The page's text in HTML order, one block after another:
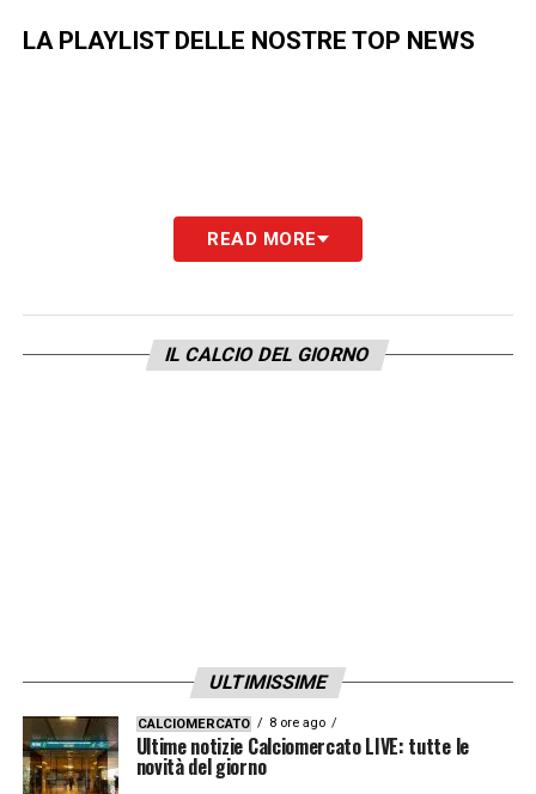
LA PLAYLIST DELLE NOSTRE TOP NEWS
READ MORE
IL CALCIO DEL GIORNO
ULTIMISSIME
CALCIOMERCATO 8 ore ago
Ultime notizie Calciomercato LIVE: tutte le
novità del giorno